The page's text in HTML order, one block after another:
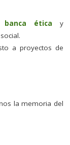
banca ética y
a proyectos de
la memoria del